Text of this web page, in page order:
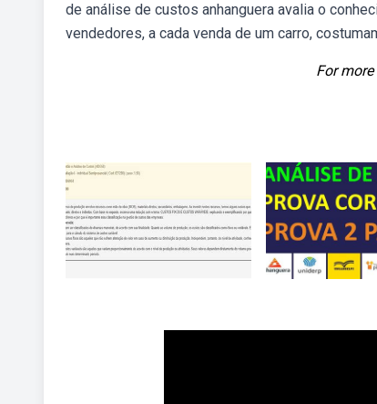
de análise de custos anhanguera avalia o
vendedores, a cada venda de um carro,
For